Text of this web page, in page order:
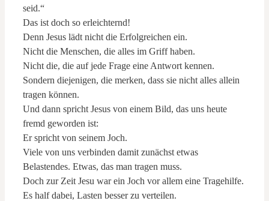
seid.“
Das ist doch so erleichternd!
Denn Jesus lädt nicht die Erfolgreichen ein.
Nicht die Menschen, die alles im Griff haben.
Nicht die, die auf jede Frage eine Antwort kennen.
Sondern diejenigen, die merken, dass sie nicht alles allein
tragen können.
Und dann spricht Jesus von einem Bild, das uns heute
fremd geworden ist:
Er spricht von seinem Joch.
Viele von uns verbinden damit zunächst etwas
Belastendes. Etwas, das man tragen muss.
Doch zur Zeit Jesu war ein Joch vor allem eine Tragehilfe.
Es half dabei, Lasten besser zu verteilen.